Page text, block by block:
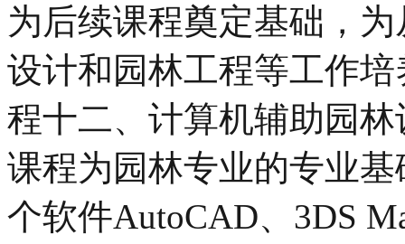
为后续课程奠定基础，
设计和园林工程等工作
程十二、计算机辅助园
课程为园林专业的专业
个软件AutoCAD、3DS